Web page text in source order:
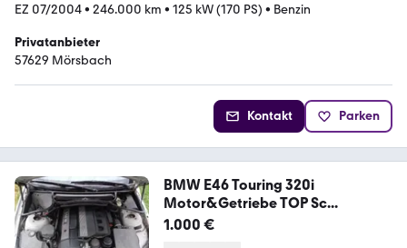
EZ 07/2004• 246.000 km • 125 kW (170 PS) • Benzin
Privatanbieter
57629 Mörsbach
Kontakt Parken
BMW E46 Touring 320i
Motor&Getriebe TOP Sc...
1.000 €